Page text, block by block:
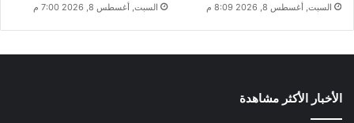
السبت, أغسطس 8, 2026 8:09 م السبت, أغسطس 8, 2026 7:00 م
الأخبار الأكثر مشاهدة